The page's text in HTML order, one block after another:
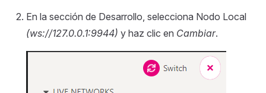
En la sección de Desarrollo, selecciona Nodo Local
(ws://127.0.0.1:9944) y haz clic en Cambiar.